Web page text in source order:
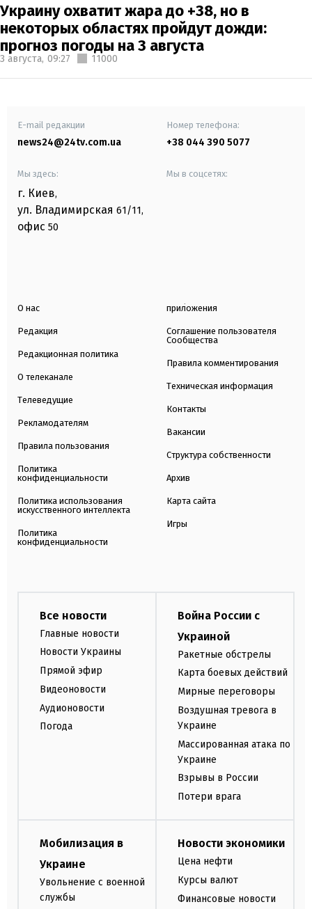
Украину охватит жара до +38, но в
некоторых областях пройдут дожди:
прогноз погоды на 3 августа
3 августа, 09:27 11000
E-mail редакции
news24@24tv.com.ua
Номер телефона:
+38 044 390 5077
Мы здесь:
г. Киев,
ул. Владимирская 61/11,
офис 50
Мы в соцсетях:
О нас
Редакция
Редакционная политика
О телеканале
Телеведущие
Рекламодателям
Правила пользования
Политика
конфиденциальности
Политика использования
искусственного интеллекта
Политика
конфиденциальности
приложения
Соглашение пользователя
Сообщества
Правила комментирования
Техническая информация
Контакты
Вакансии
Структура собственности
Архив
Карта сайта
Игры
Все новости
Главные новости
Новости Украины
Прямой эфир
Видеоновости
Аудионовости
Погода
Война России с
Украиной
Ракетные обстрелы
Карта боевых действий
Мирные переговоры
Воздушная тревога в
Украине
Массированная атака по
Украине
Взрывы в России
Потери врага
Мобилизация в
Украине
Увольнение с военной
службы
Новости экономики
Цена нефти
Курсы валют
Финансовые новости